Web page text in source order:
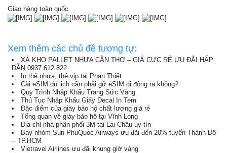
Giao hàng toàn quốc
Xem thêm các chủ đề tương tự:
XẢ KHO PALLET NHỰA CẦN THƠ – GIÁ CỰC RẺ ƯU ĐÃI HẤP
DẪN 0937.612.822
In thẻ nhựa, thẻ vip tại Phan Thiết
Cài eSIM du lịch cần phải gỡ eSIM di động ra không?
Quy Trình Nhập Khẩu Trang Sức Vàng
Thủ Tục Nhập Khẩu Giấy Decal In Tem
Đặc điểm của giày bảo hộ chất lượng giá rẻ
Tổng quan về giày bảo hộ tại Vĩnh Long
Địa chỉ nhà phân phối 3M tại Lai Châu uy tín
Bay nhóm Sun PhuQuoc Airways ưu đãi đến 20% tuyến Thành Đô
– TP.HCM
Vietravel Airlines ưu đãi khung giờ vàng